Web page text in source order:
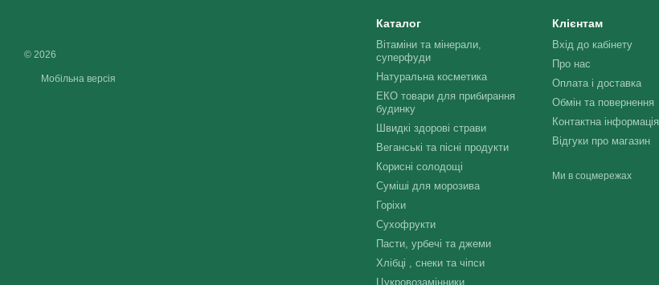
© 2026
Мобільна версія
Каталог
Вітаміни та мінерали,
суперфуди
Натуральна косметика
ЕКО товари для прибирання
будинку
Швидкі здорові страви
Веганські та пісні продукти
Корисні солодощі
Суміші для морозива
Горіхи
Сухофрукти
Пасти, урбечі та джеми
Хлібці , снеки та чіпси
Цукровозамінники
Клієнтам
Вхід до кабінету
Про нас
Оплата і доставка
Обмін та повернення
Контактна інформація
Відгуки про магазин
Ми в соцмережах